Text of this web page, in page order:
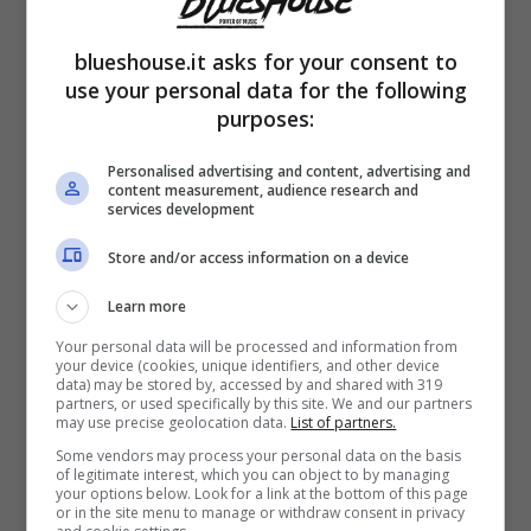
Sulle ragioni che impedirono alla classe
1984 di affermarsi nel suo paese d’origine, la
diretta interessata ha fatto chiarezza in
occasione dell’
Selvaggio”. Una domanda, quella postale
da Fedez, a cui Rodriguez non fece poi
troppa fatica a rispondere.
blueshouse.it asks for your consent to
use your personal data for the following
purposes:
Personalised advertising and content, advertising and
content measurement, audience research and
services development
Store and/or access information on a device
Learn more
Your personal data will be processed and information from
your device (cookies, unique identifiers, and other device
data) may be stored by, accessed by and shared with 319
partners, or used specifically by this site. We and our partners
may use precise geolocation data. List of partners.
Some vendors may process your personal data on the basis
of legitimate interest, which you can object to by managing
your options below. Look for a link at the bottom of this page
or in the site menu to manage or withdraw consent in privacy